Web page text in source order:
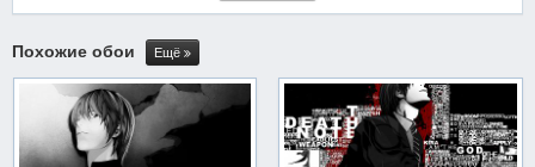
Похожие обои Ещё